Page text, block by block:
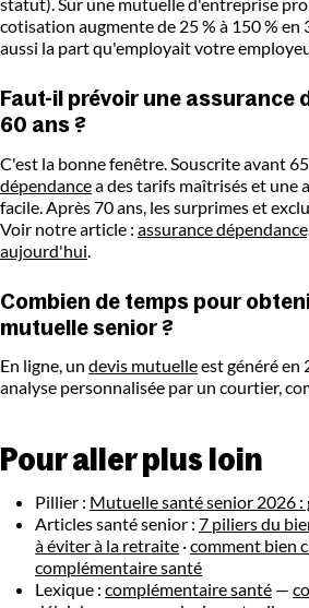
cotisation augmente de 25 % à 150 % en
aussi la part qu'employait votre
Faut-il prévoir une assurance
60 ans ?
C'est la bonne fenêtre. Souscrite avant
dépendancea des tarifs maîtrisés et une
facile. Après 70 ans, les surprimes et
Voir notre article : assurance
aujourd'hui
Combien de temps pour
mutuelle senior ?
En ligne, un devis mutuelleest généré en
analyse personnalisée par un courtier,
Pour aller plus loin
Pillier : Mutuelle santé senior 2026 :
Articles santé senior : 7 piliers du
à éviter à la retraite ·comment bien
complémentaire santé
Lexique : complémentaire santé —